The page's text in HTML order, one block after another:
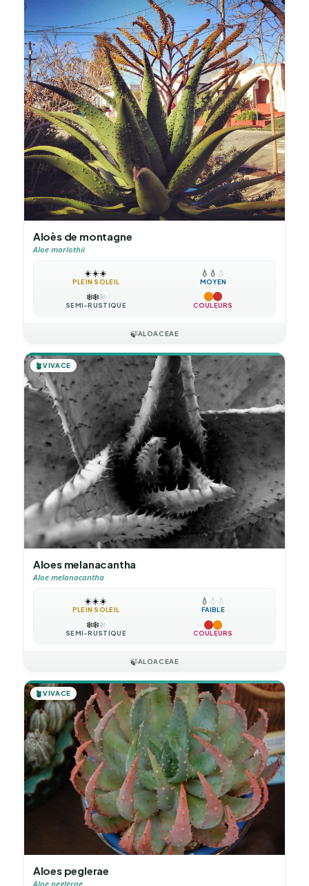
Aloès de montagne
Aloe marlothii
☀️☀️☀️
PLEIN SOLEIL
💧 💧 💧
MOYEN
❄️❄️❄️
SEMI-RUSTIQUE COULEURS
🍃ALOACEAE
🪴VIVACE
Aloes melanacantha
Aloe melanacantha
☀️☀️☀️
PLEIN SOLEIL
💧 💧 💧
FAIBLE
❄️❄️❄️
SEMI-RUSTIQUE COULEURS
🍃ALOACEAE
🪴VIVACE
Aloes peglerae
Aloe peglerae